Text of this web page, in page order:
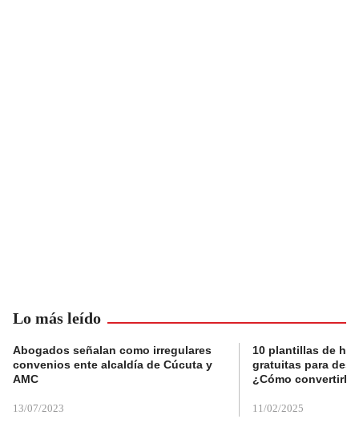
Lo más leído
Abogados señalan como irregulares
convenios ente alcaldía de Cúcuta y
AMC
13/07/2023
10 plantillas de
gratuitas para
¿Cómo convertirla
11/02/2025